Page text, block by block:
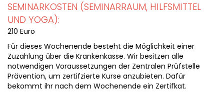
SEMINARKOSTEN (SEMINARRAUM, HILFSMITTEL
UND YOGA):
210 Euro
Für dieses Wochenende besteht die Möglichkeit einer
Zuzahlung über die Krankenkasse. Wir besitzen alle
notwendigen Voraussetzungen der Zentralen Prüfstelle
Prävention, um zertifzierte Kurse anzubieten. Dafür
bekommt ihr nach dem Wochenende ein Zertifkat.